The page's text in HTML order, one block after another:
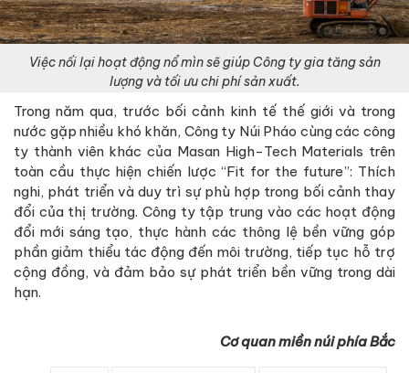
Việc nối lại hoạt động nổ mìn sẽ giúp Công ty gia tăng sản
lượng và tối ưu chi phí sản xuất.
Trong năm qua, trước bối cảnh kinh tế thế giới và trong
nước gặp nhiều khó khăn, Công ty Núi Pháo cùng các công
ty thành viên khác của Masan High-Tech Materials trên
toàn cầu thực hiện chiến lược “Fit for the future”: Thích
nghi, phát triển và duy trì sự phù hợp trong bối cảnh thay
đổi của thị trường. Công ty tập trung vào các hoạt động
đổi mới sáng tạo, thực hành các thông lệ bền vững góp
phần giảm thiểu tác động đến môi trường, tiếp tục hỗ trợ
cộng đồng, và đảm bảo sự phát triển bền vững trong dài
hạn.
Cơ quan miền núi phía Bắc